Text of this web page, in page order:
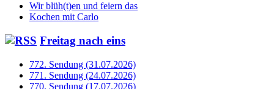
Wir blüh(t)en und feiern das
Kochen mit Carlo
Freitag nach eins
772. Sendung (31.07.2026)
771. Sendung (24.07.2026)
770. Sendung (17.07.2026)